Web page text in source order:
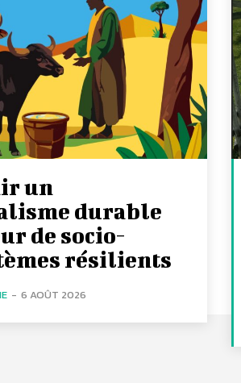
un
durable
de socio-
résilients
- 6 AOÛT 2026